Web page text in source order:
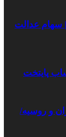
سهام عدالت
و روسیه/